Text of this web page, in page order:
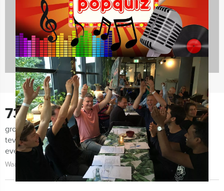
2167 uitjes
730
groepen lieten ons de afgelopen maanden weten zeer
tevreden te zijn met de organisatie van het uitje, het
evenement zelf én de begeleiding!
Waarom kiezen voor Holland Tour Guides?